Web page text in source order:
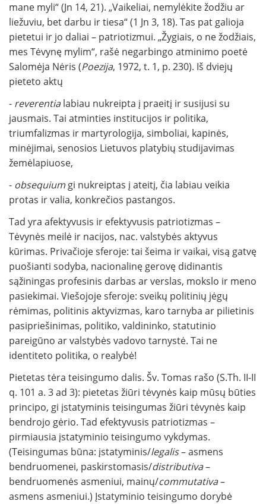
mane myli“ (Jn 14, 21). „Vaikeliai, nemylėkite žodžiu ar
liežuviu, bet darbu ir tiesa“ (1 Jn 3, 18). Tas pat galioja
pietetui ir jo daliai – patriotizmui. „Žygiais, o ne žodžiais,
mes Tėvynę mylim“, rašė negarbingo atminimo poetė
Salomėja Nėris (Poezija, 1972, t. 1, p. 230). Iš dviejų
pieteto aktų
- reverentialabiau nukreipta į praeitį ir susijusi su
jausmais. Tai atminties institucijos ir politika,
triumfalizmas ir martyrologija, simboliai, kapinės,
minėjimai, senosios Lietuvos platybių studijavimas
žemėlapiuose,
- obsequium gi nukreiptas į ateitį, čia labiau veikia
protas ir valia, konkrečios pastangos.
Tad yra afektyvusis ir efektyvusis patriotizmas –
Tėvynės meilė ir nacijos, nac. valstybės aktyvus
kūrimas. Privačioje sferoje: tai šeima ir vaikai, visą gatvę
puošianti sodyba, nacionalinę gerovę didinantis
sąžiningas profesinis darbas ar verslas, mokslo ir meno
pasiekimai. Viešojoje sferoje: sveikų politinių jėgų
rėmimas, politinis aktyvizmas, karo tarnyba ar pilietinis
pasipriešinimas, politiko, valdininko, statutinio
pareigūno ar valstybės vadovo tarnystė. Tai ne
identiteto politika, o realybė!
Pietetas tėra teisingumo dalis. Šv. Tomas rašo (S.Th. II-II
q. 101 a. 3 ad 3): pietetas žiūri tėvynės kaip mūsų būties
principo, gi įstatyminis teisingumas žiūri tėvynės kaip
bendrojo gėrio. Tad efektyvusis patriotizmas –
pirmiausia įstatyminio teisingumo vykdymas.
(Teisingumas būna: įstatyminis/legalis– asmens
bendruomenei, paskirstomasis/distributiva–
bendruomenės asmeniui, mainų/commutativa–
asmens asmeniui.) Įstatyminio teisingumo dorybė